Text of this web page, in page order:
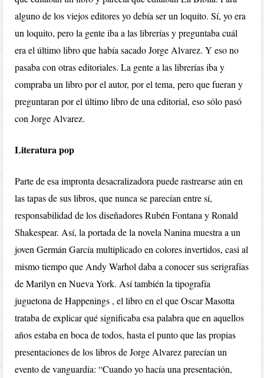
alguno de los viejos editores yo debía ser un loquito. Sí, yo era
un loquito, pero la gente iba a las librerías y preguntaba cuál
era el último libro que había sacado Jorge Alvarez. Y eso no
pasaba con otras editoriales. La gente a las librerías iba y
compraba un libro por el autor, por el tema, pero que fueran y
preguntaran por el último libro de una editorial, eso sólo pasó
con Jorge Alvarez.
Literatura pop
Parte de esa impronta desacralizadora puede rastrearse aún en
las tapas de sus libros, que nunca se parecían entre sí,
responsabilidad de los diseñadores Rubén Fontana y Ronald
Shakespear. Así, la portada de la novela Nanina muestra a un
joven Germán García multiplicado en colores invertidos, casi al
mismo tiempo que Andy Warhol daba a conocer sus serigrafías
de Marilyn en Nueva York. Así también la tipografía
juguetona de Happenings , el libro en el que Oscar Masotta
trataba de explicar qué significaba esa palabra que en aquellos
años estaba en boca de todos, hasta el punto que las propias
presentaciones de los libros de Jorge Alvarez parecían un
evento de vanguardia: “Cuando yo hacía una presentación,